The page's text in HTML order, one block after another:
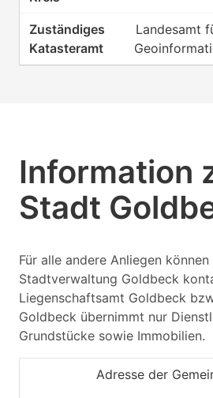
Landesamt
Information
Stadt
Für alle andere Anliegen
Stadtverwaltung Goldbeck
Liegenschaftsamt Goldbeck
Goldbeck übernimmt nur
Grundstücke sowie Immobilien.
Adresse der